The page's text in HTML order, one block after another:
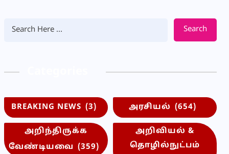
Search
BREAKING NEWS (3) அரசியல் (654)
அறிந்திருக்க
வேண்டியவை (359)
அறிவியல் &
தொழில்நுட்பம்